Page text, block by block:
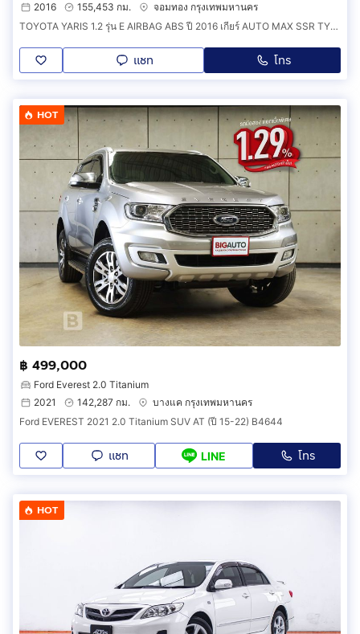
2016
155,453 กม.
จอมทอง กรุงเทพมหานคร
TOYOTA YARIS 1.2 รุ่น E AIRBAG ABS ปี 2016 เกียร์ AUTO MAX SSR TYPE C 15 ยางปี 25 ชุดแต่งสเกิร์ตสปอย์เลอย์ DRIVE 68 บ้อดี้ม่มีชนน็อตไม่ขยับ
แชท โทร
HOT
฿ 499,000
Ford Everest 2.0 Titanium
2021
142,287 กม.
บางแค กรุงเทพมหานคร
Ford EVEREST 2021 2.0 Titanium SUV AT (ปี 15-22) B4644
แชท LINE โทร
HOT